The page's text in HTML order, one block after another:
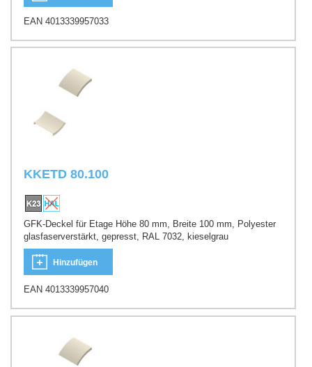
EAN 4013339957033
KKETD 80.100
GFK-Deckel für Etage Höhe 80 mm, Breite 100 mm, Polyester
glasfaserverstärkt, gepresst, RAL 7032, kieselgrau
Hinzufügen
EAN 4013339957040